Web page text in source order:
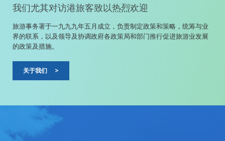
我们尤其对访港旅客致以热烈欢迎
旅游事务署于一九九九年五月成立，负责制定政策和策略，统筹与业
界的联系，以及领导及协调政府各政策局和部门推行促进旅游业发展
的政策及措施。
关于我们 >